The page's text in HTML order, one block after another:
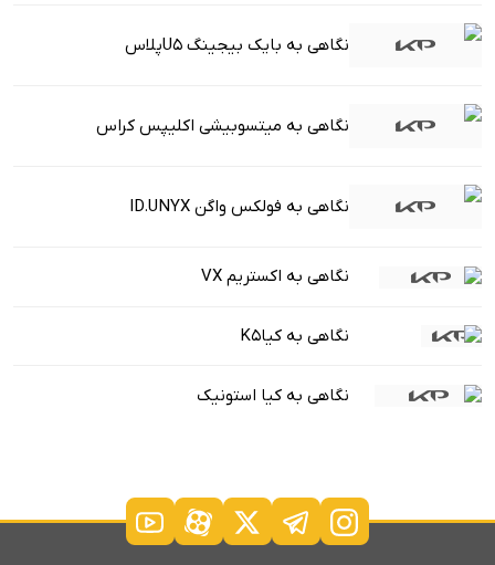
نگاهی به بایک بیجینگ U5پلاس
نگاهی به میتسوبیشی اکلیپس کراس
نگاهی به فولکس واگن ID.UNYX
نگاهی به اکستریم VX
نگاهی به کیاK5
نگاهی به کیا استونیک